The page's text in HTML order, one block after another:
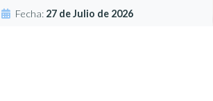
Fecha: 27 de Julio de 2026